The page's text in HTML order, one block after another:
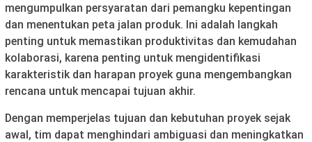
mengumpulkan persyaratan dari pemangku kepentingan
dan menentukan peta jalan produk. Ini adalah langkah
penting untuk memastikan produktivitas dan kemudahan
kolaborasi, karena penting untuk mengidentifikasi
karakteristik dan harapan proyek guna mengembangkan
rencana untuk mencapai tujuan akhir.
Dengan memperjelas tujuan dan kebutuhan proyek sejak
awal, tim dapat menghindari ambiguasi dan meningkatkan